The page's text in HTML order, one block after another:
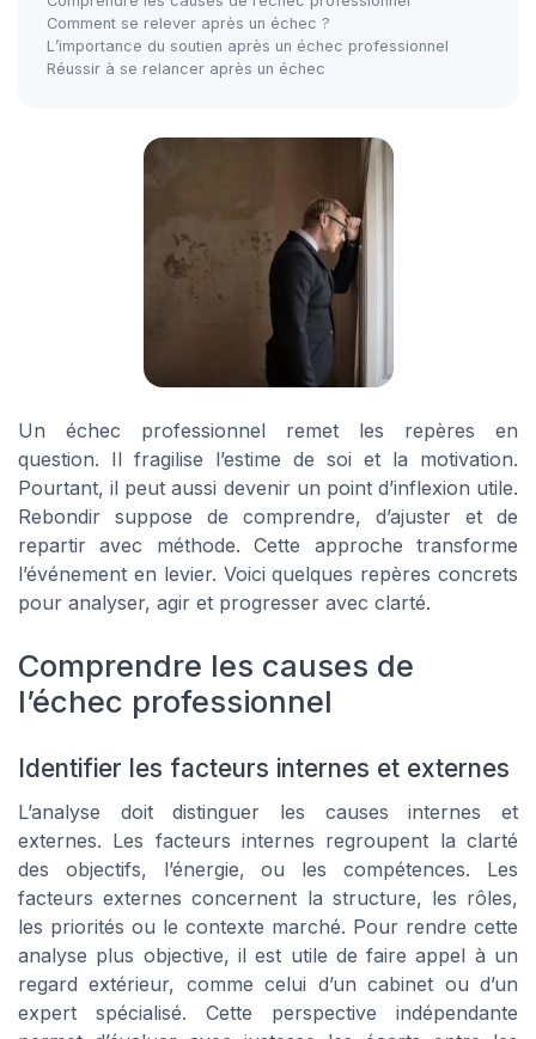
Comment se relever après un échec ?
L’importance du soutien après un échec professionnel
Réussir à se relancer après un échec
Un échec professionnel remet les repères en
question. Il fragilise l’estime de soi et la motivation.
Pourtant, il peut aussi devenir un point d’inflexion utile.
Rebondir suppose de comprendre, d’ajuster et de
repartir avec méthode. Cette approche transforme
l’événement en levier. Voici quelques repères concrets
pour analyser, agir et progresser avec clarté.
Comprendre les causes de
l’échec professionnel
Identifier les facteurs internes et externes
L’analyse doit distinguer les causes internes et
externes. Les facteurs internes regroupent la clarté
des objectifs, l’énergie, ou les compétences. Les
facteurs externes concernent la structure, les rôles,
les priorités ou le contexte marché. Pour rendre cette
analyse plus objective, il est utile de faire appel à un
regard extérieur, comme celui d’un cabinet ou d’un
expert spécialisé. Cette perspective indépendante